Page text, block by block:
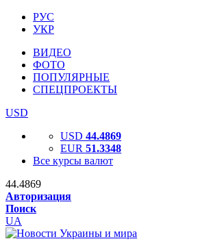
РУС
УКР
ВИДЕО
ФОТО
ПОПУЛЯРНЫЕ
СПЕЦПРОЕКТЫ
USD
USD 44.4869
EUR 51.3348
Все курсы валют
44.4869
Авторизация
Поиск
UA